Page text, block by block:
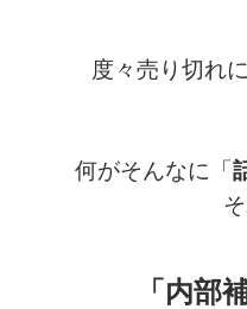
度々売り切れ
何がそんなに「
「内部